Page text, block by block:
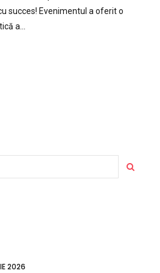
succes! Evenimentul a oferit o
a...
2026